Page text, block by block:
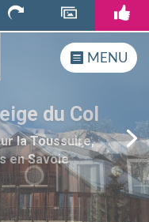
MENU
et
homes en